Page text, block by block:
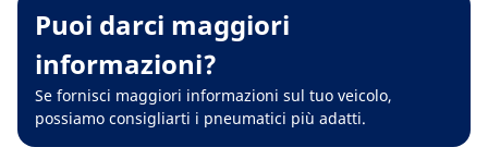
Puoi darci maggiori
informazioni?
Se fornisci maggiori informazioni sul tuo veicolo,
possiamo consigliarti i pneumatici più adatti.